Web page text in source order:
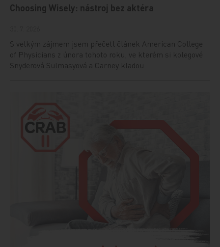
Choosing Wisely: nástroj bez aktéra
S velkým zájmem jsem přečetl článek American College
of Physicians z února tohoto roku, ve kterém si kolegové
Snyderová Sulmasyová a Carney kladou…